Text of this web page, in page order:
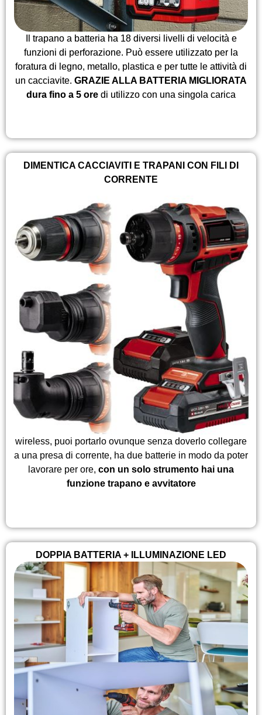
Il trapano a batteria ha 18 diversi livelli di velocità e
funzioni di perforazione. Può essere utilizzato per la
foratura di legno, metallo, plastica e per tutte le attività di
un cacciavite. GRAZIE ALLA BATTERIA MIGLIORATA
dura fino a 5 ore di utilizzo con una singola carica
DIMENTICA CACCIAVITI E TRAPANI CON FILI DI
CORRENTE
wireless, puoi portarlo ovunque senza doverlo collegare
a una presa di corrente, ha due batterie in modo da poter
lavorare per ore, con un solo strumento hai una
funzione trapano e avvitatore
DOPPIA BATTERIA + ILLUMINAZIONE LED